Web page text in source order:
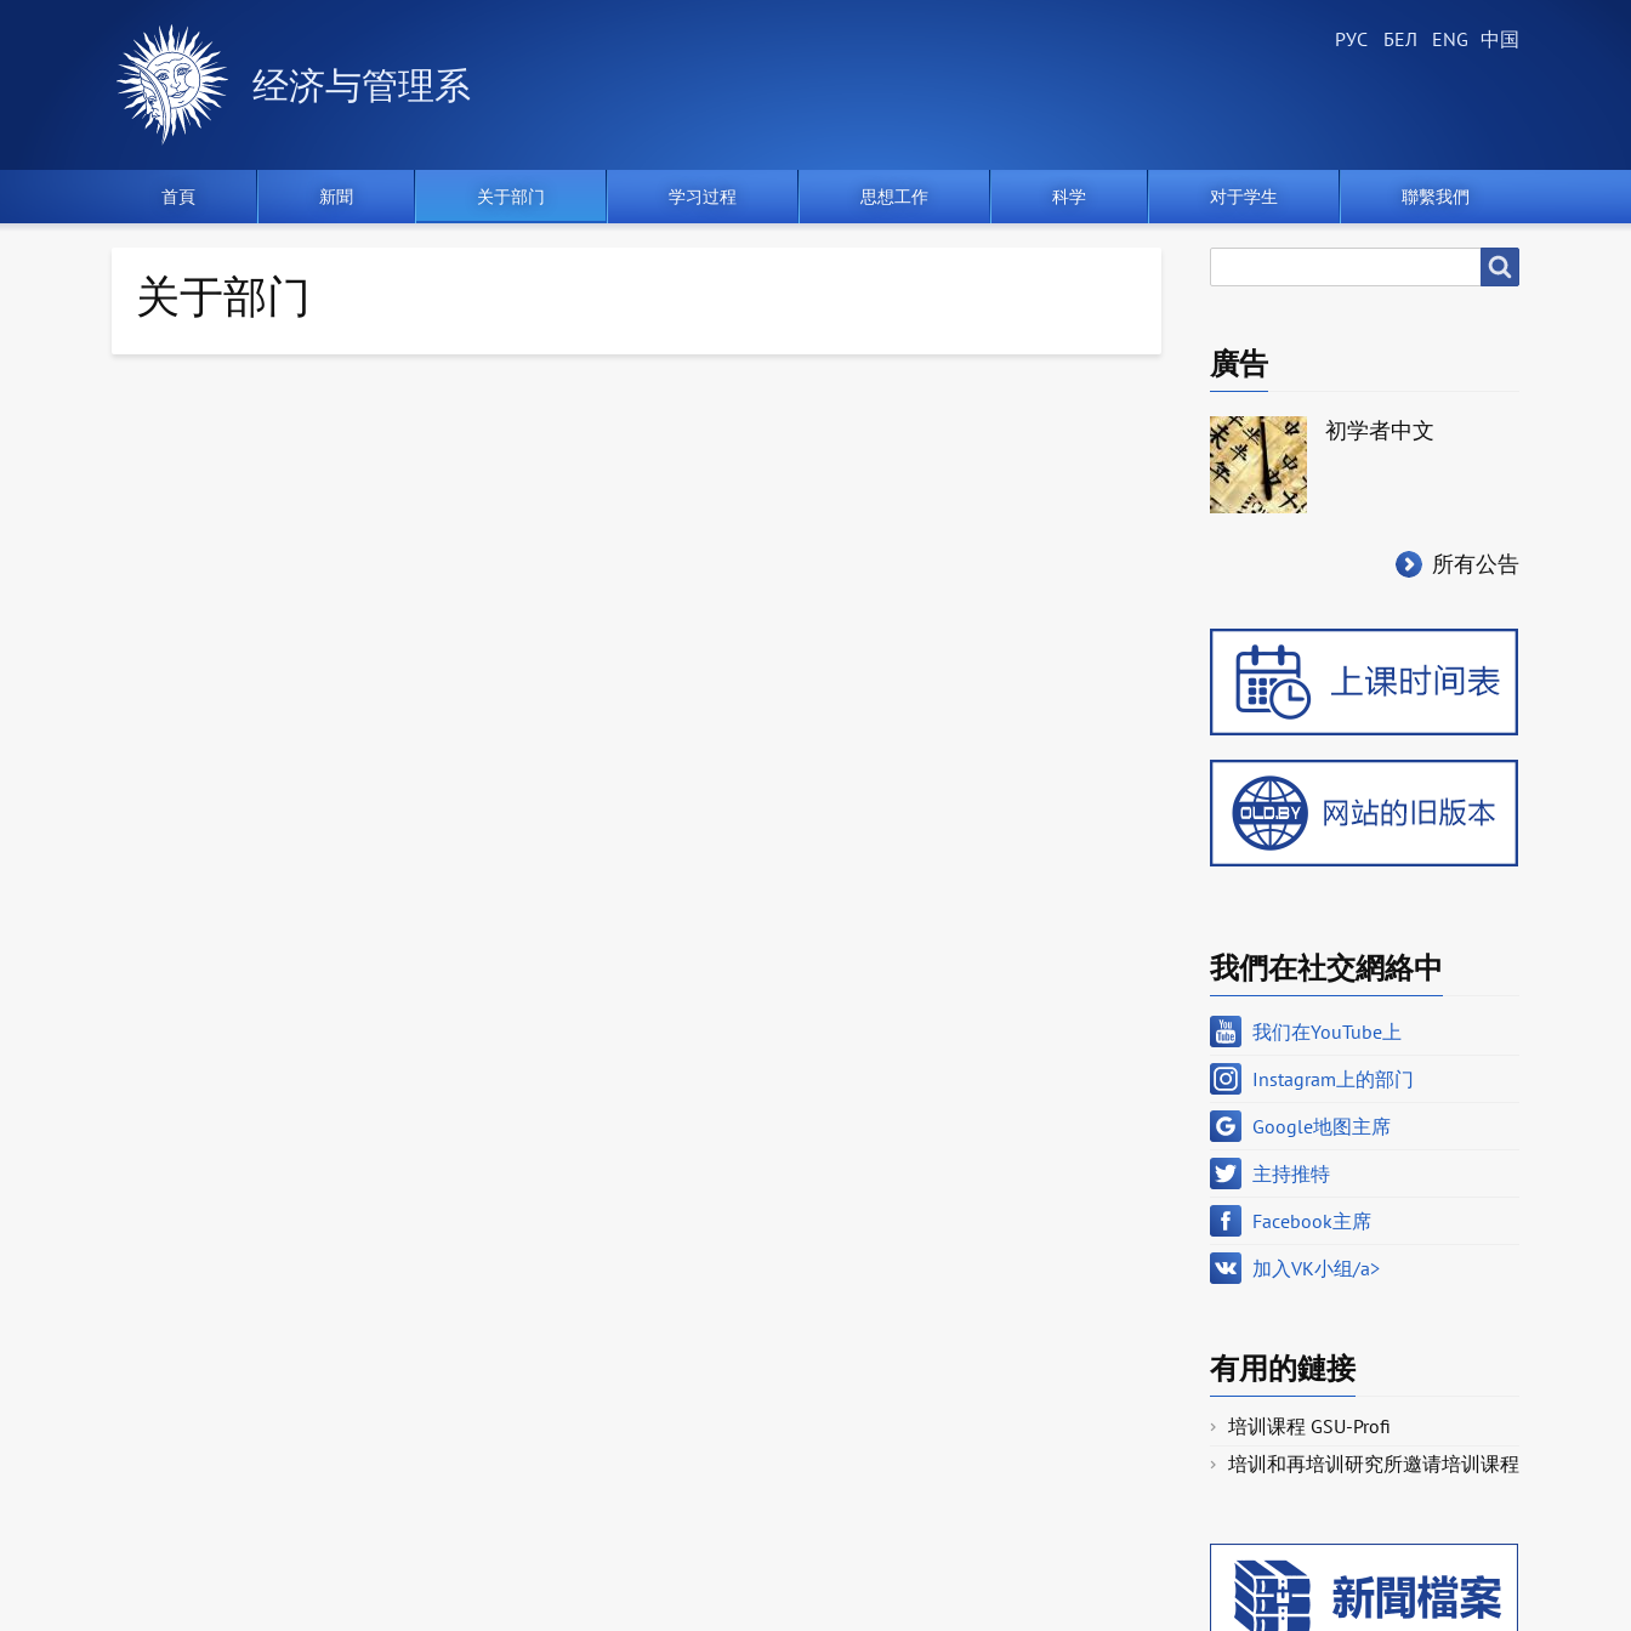
经济与管理系
首頁 新聞 关于部门 学习过程 思想工作 科学 对于学生 聯繫我們
关于部门
尋
廣告
初学者中文
所有公告
我們在社交網絡中
我们在YouTube上
Instagram上的部门
Google地图主席
主持推特
Facebook主席
加入VK小组/a>
有用的鏈接
培训课程 GSU-Profi
培训和再培训研究所邀请培训课程